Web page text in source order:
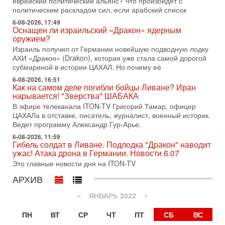
1-08-2026, 17:50
«Русский голос» Израиля: кто заберет его на этот
раз?
Голоса русскоязычных репатриантов не раз кардинально
меняли политический ландшафт Израиля. Достаточно
вспомнить взлет партии «Исраэль ба-алия», когда
31-07-2026, 17:00
Тайны закрытых дверей: о чём на самом деле
молчат Трамп и Нетаньяху?
Недавний визит премьер-министра Израиля Биньямина
Нетаньяху в США и его встреча с Дональдом Трампом
оставили больше вопросов, чем ответов. Полная
31-07-2026, 15:18
Иран готовит покушение на Нетаниягу! Трамп не
хочет эскалации, но КСИР готовит взрыв!
В эфире телеканала ITON-TV СЕРГЕЙ МИГДАЛЬ, эксперт
по вопросам безопасности, офицер запаса
Международного управления полиции Израиля, автор
31-07-2026, 09:02
Битва за разоружение ХАМАСа - НОВОСТИ
Сегодня президент США Дональд Трамп заявил о
достижении исторического соглашения о полном
политическим раскладом сил, если арабский список
6-08-2026, 17:49
Оснащен ли израильский «Дракон» ядерным
оружием?
Израиль получил от Германии новейшую подводную лодку
АХИ «Дракон» (Drakon), которая уже стала самой дорогой
субмариной в истории ЦАХАЛ. Но почему её
6-08-2026, 16:51
Как на самом деле погибли бойцы Ливане? Иран
нарывается! "Зверства" ШАБАКА
В эфире телеканала ITON-TV Григорий Тамар, офицер
ЦАХАЛа в отставке, писатель, журналист, военный историк.
Ведет программу Александр Гур-Арье.
6-08-2026, 11:59
Гибель солдат в Ливане. Подлодка "Дракон" наводит
ужас! Атака дрона в Германии. Новости 6.07
Это главные новости дня на ITON-TV
АРХИВ
« ЯНВАРЬ 2022 »
ПН
ВТ СР ЧТ ПТ СБ
ВС